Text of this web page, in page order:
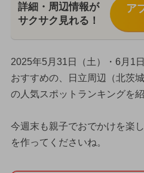
詳細・周辺情報が
サクサク見れる！
ア
2025年5月31日（土）・6月1
おすすめの、日立周辺（北茨
の人気スポットランキングを紹
今週末も親子でおでかけを楽
を作ってくださいね。